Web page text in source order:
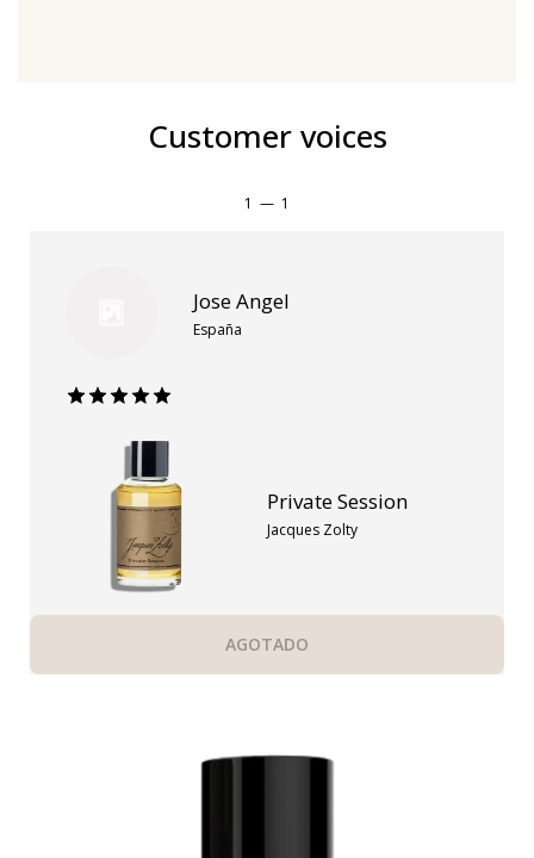
Customer voices
1 — 1
Jose Angel
España
Private Session
Jacques Zolty
AGOTADO